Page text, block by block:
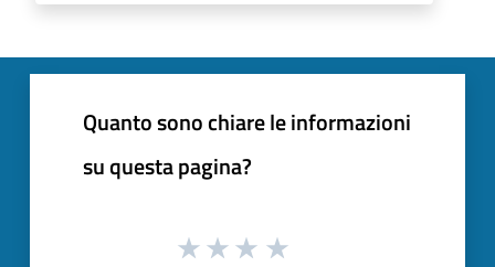
Quanto sono chiare le informazioni
su questa pagina?